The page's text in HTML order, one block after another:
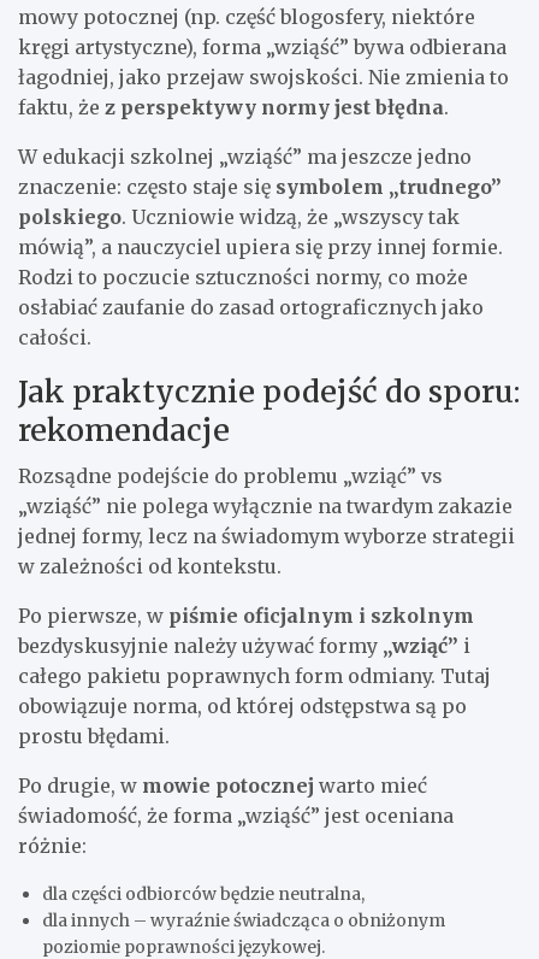
mowy potocznej (np. część blogosfery, niektóre
kręgi artystyczne), forma „wziąść” bywa odbierana
łagodniej, jako przejaw swojskości. Nie zmienia to
faktu, że z perspektywy normy jest błędna.
W edukacji szkolnej „wziąść” ma jeszcze jedno
znaczenie: często staje się symbolem „trudnego”
polskiego. Uczniowie widzą, że „wszyscy tak
mówią”, a nauczyciel upiera się przy innej formie.
Rodzi to poczucie sztuczności normy, co może
osłabiać zaufanie do zasad ortograficznych jako
całości.
Jak praktycznie podejść do sporu:
rekomendacje
Rozsądne podejście do problemu „wziąć” vs
„wziąść” nie polega wyłącznie na twardym zakazie
jednej formy, lecz na świadomym wyborze strategii
w zależności od kontekstu.
Po pierwsze, w piśmie oficjalnym i szkolnym
bezdyskusyjnie należy używać formy „wziąć” i
całego pakietu poprawnych form odmiany. Tutaj
obowiązuje norma, od której odstępstwa są po
prostu błędami.
Po drugie, w mowie potocznej warto mieć
świadomość, że forma „wziąść” jest oceniana
różnie:
dla części odbiorców będzie neutralna,
dla innych – wyraźnie świadcząca o obniżonym
poziomie poprawności językowej.